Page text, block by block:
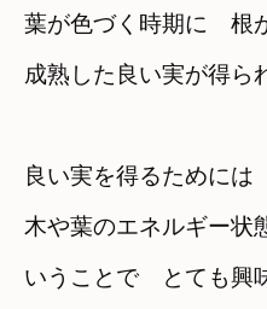
葉が色づく時期に　根
成熟した良い実が得ら
良い実を得るためには
木や葉のエネルギー状
いうことで　とても興